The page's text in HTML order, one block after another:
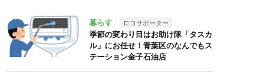
暮らす ロコサポーター
季節の変わり目はお助け隊「タスカ
ル」にお任せ！青葉区のなんでもス
テーション金子石油店